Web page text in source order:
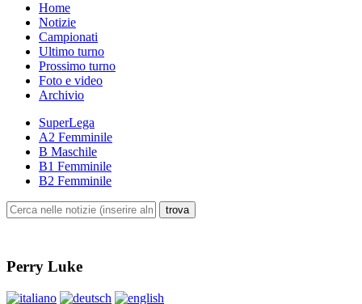
Home
Notizie
Campionati
Ultimo turno
Prossimo turno
Foto e video
Archivio
SuperLega
A2 Femminile
B Maschile
B1 Femminile
B2 Femminile
Perry Luke